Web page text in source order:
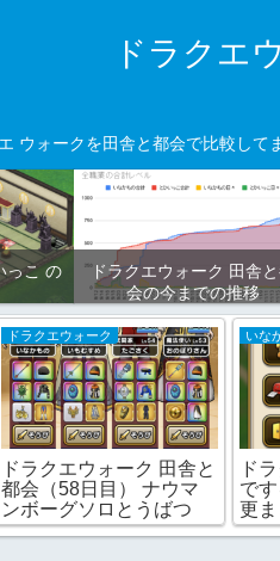
ドラクエ
ウォークを田舎と都会で比較し
っこ の
ドラクエウォーク 田舎
会の今までの推移
ドラクエウォーク
ドラクエウォーク 田舎と
都会（58日目） ナウマ
ンボーグソロとうばつ
いな
ド
で
更